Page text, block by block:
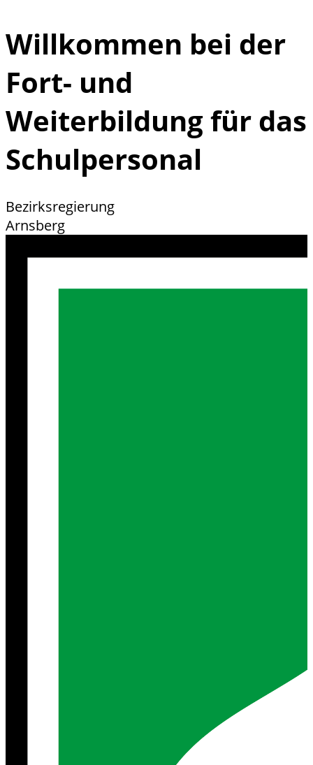
Willkommen bei der
Fort- und
Weiterbildung für das
Schulpersonal
Bezirksregierung
Arnsberg